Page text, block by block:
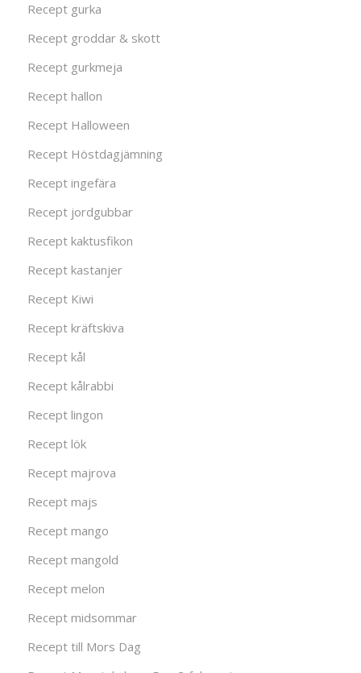
Recept gurka
Recept groddar & skott
Recept gurkmeja
Recept hallon
Recept Halloween
Recept Höstdagjämning
Recept ingefära
Recept jordgubbar
Recept kaktusfikon
Recept kastanjer
Recept Kiwi
Recept kräftskiva
Recept kål
Recept kålrabbi
Recept lingon
Recept lök
Recept majrova
Recept majs
Recept mango
Recept mangold
Recept melon
Recept midsommar
Recept till Mors Dag